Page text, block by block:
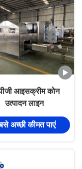
आइसक्रीम कोन
उत्पादन लाइन
अच्छी कीमत पाएं